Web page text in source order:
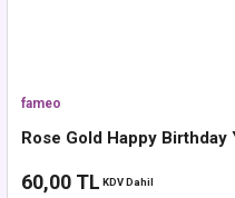
fameo
Rose Gold Happy Birthday
60,00 TL KDV Dahil